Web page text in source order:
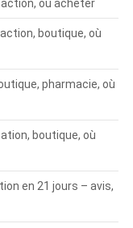
où acheter
boutique, où
pharmacie, où
boutique, où
en 21 jours – avis,